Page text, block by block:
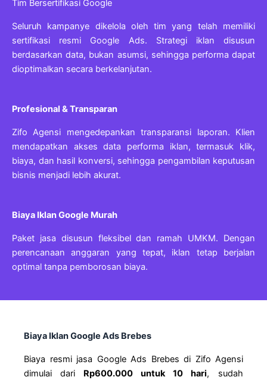
Tim Bersertifikasi Google
Seluruh kampanye dikelola oleh tim yang telah memiliki
sertifikasi resmi Google Ads. Strategi iklan disusun
berdasarkan data, bukan asumsi, sehingga performa dapat
dioptimalkan secara berkelanjutan.
Profesional & Transparan
Zifo Agensi mengedepankan transparansi laporan. Klien
mendapatkan akses data performa iklan, termasuk klik,
biaya, dan hasil konversi, sehingga pengambilan keputusan
bisnis menjadi lebih akurat.
Biaya Iklan Google Murah
Paket jasa disusun fleksibel dan ramah UMKM. Dengan
perencanaan anggaran yang tepat, iklan tetap berjalan
optimal tanpa pemborosan biaya.
Biaya Iklan Google Ads Brebes
Biaya resmi jasa Google Ads Brebes di Zifo Agensi
dimulai dari Rp600.000 untuk 10 hari, sudah